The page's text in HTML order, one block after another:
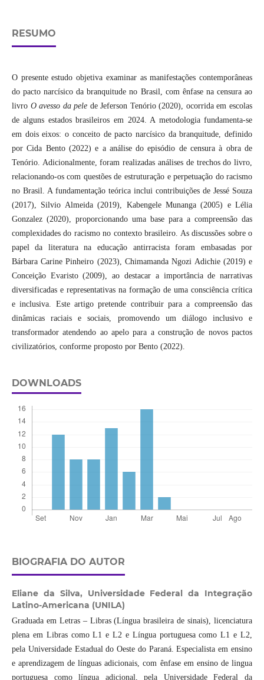
RESUMO
O presente estudo objetiva examinar as manifestações contemporâneas
do pacto narcísico da branquitude no Brasil, com ênfase na censura ao
livro O avesso da pele de Jeferson Tenório (2020), ocorrida em escolas
de alguns estados brasileiros em 2024. A metodologia fundamenta-se
em dois eixos: o conceito de pacto narcísico da branquitude, definido
por Cida Bento (2022) e a análise do episódio de censura à obra de
Tenório. Adicionalmente, foram realizadas análises de trechos do livro,
relacionando-os com questões de estruturação e perpetuação do racismo
no Brasil. A fundamentação teórica inclui contribuições de Jessé Souza
(2017), Silvio Almeida (2019), Kabengele Munanga (2005) e Lélia
Gonzalez (2020), proporcionando uma base para a compreensão das
complexidades do racismo no contexto brasileiro. As discussões sobre o
papel da literatura na educação antirracista foram embasadas por
Bárbara Carine Pinheiro (2023), Chimamanda Ngozi Adichie (2019) e
Conceição Evaristo (2009), ao destacar a importância de narrativas
diversificadas e representativas na formação de uma consciência crítica
e inclusiva. Este artigo pretende contribuir para a compreensão das
dinâmicas raciais e sociais, promovendo um diálogo inclusivo e
transformador atendendo ao apelo para a construção de novos pactos
civilizatórios, conforme proposto por Bento (2022).
DOWNLOADS
BIOGRAFIA DO AUTOR
Eliane da Silva, Universidade Federal da Integração
Latino-Americana (UNILA)
Graduada em Letras – Libras (Língua brasileira de sinais), licenciatura
plena em Libras como L1 e L2 e Língua portuguesa como L1 e L2,
pela Universidade Estadual do Oeste do Paraná. Especialista em ensino
e aprendizagem de línguas adicionais, com ênfase em ensino de lingua
portuguesa como língua adicional, pela Universidade Federal da